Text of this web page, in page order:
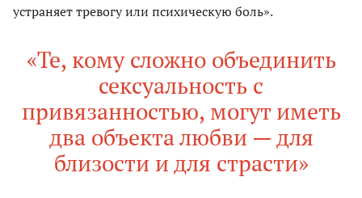
устраняет тревогу или психическую боль».
«Те, кому сложно объединить
сексуальность с
привязанностью, могут иметь
два объекта любви — для
близости и для страсти»